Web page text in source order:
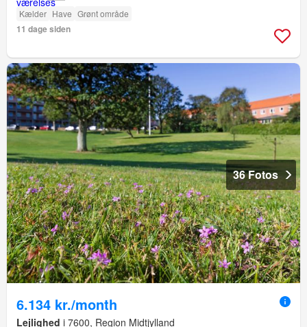
Kælder Have Grønt område
11 dage siden
36 Fotos
6.134 kr./month
Lejlighed i 7600, Region Midtjylland